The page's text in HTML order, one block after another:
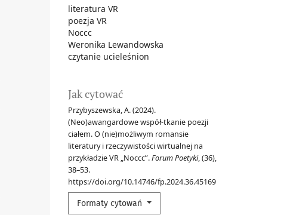
literatura VR
poezja VR
Noccc
Weronika Lewandowska
czytanie ucieleśnion
Jak cytować
Przybyszewska, A. (2024).
(Neo)awangardowe współ-tkanie poezji
ciałem. O (nie)możliwym romansie
literatury i rzeczywistości wirtualnej na
przykładzie VR „Noccc”.Forum Poetyki, (36),
38–53.
https://doi.org/10.14746/fp.2024.36.45169
Formaty cytowań